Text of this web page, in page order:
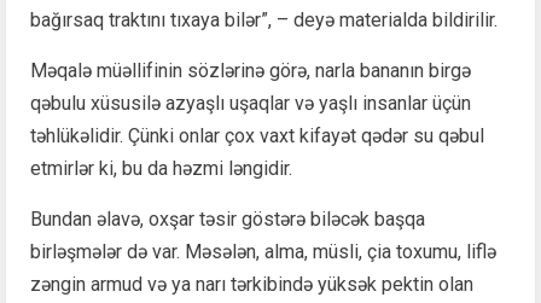
bağırsaq traktını tıxaya bilər”, – deyə materialda bildirilir.
Məqalə müəllifinin sözlərinə görə, narla bananın birgə
qəbulu xüsusilə azyaşlı uşaqlar və yaşlı insanlar üçün
təhlükəlidir. Çünki onlar çox vaxt kifayət qədər su qəbul
etmirlər ki, bu da həzmi ləngidir.
Bundan əlavə, oxşar təsir göstərə biləcək başqa
birləşmələr də var. Məsələn, alma, müsli, çia toxumu, liflə
zəngin armud və ya narı tərkibində yüksək pektin olan